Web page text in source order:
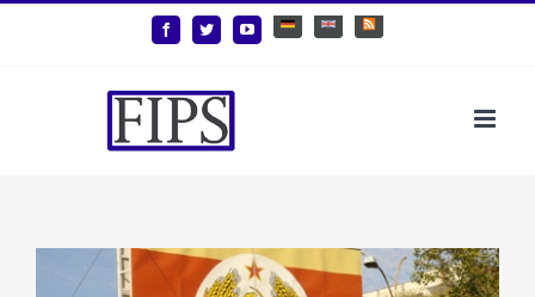
FacebookTwitterYouTubeDeutschEnglish Benutzerdefiniert